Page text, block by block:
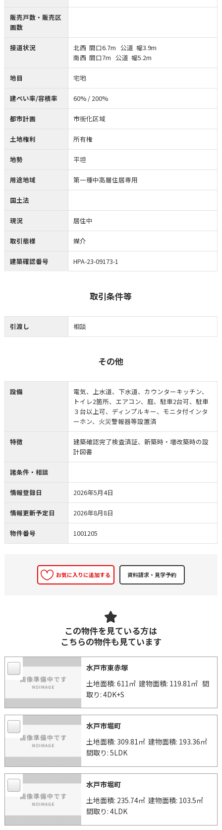
販売戸数・販売区
画数
接道状況
北西 間口6.7m 公道 幅3.9m
南西 間口7m 公道 幅5.2m
地目 宅地
建ぺい率/容積率 60% / 200%
都市計画 市街化区域
土地権利 所有権
地勢 平坦
用途地域 第一種中高層住居専用
国土法
現況 居住中
取引態様 媒介
建築確認番号 HPA-23-09173-1
取引条件等
引渡し 相談
その他
設備
電気、上水道、下水道、カウンターキッチン、
トイレ2箇所、エアコン、庭、駐車2台可、駐車
３台以上可、ディンプルキー、モニタ付インタ
ーホン、火災警報器等設置済
特徴
建築確認完了検査済証、新築時・増改築時の設
計図書
諸条件・相談
情報登録日 2026年5月4日
情報更新予定日 2026年8月8日
物件番号 1001205
お気に入りに追加する
この物件を見ている方は
こちらの物件も見ています
水戸市東赤塚
土地面積: 611㎡建物面積: 119.81㎡ 間
取り: 4DK+S
水戸市堀町
土地面積: 309.81㎡建物面積: 193.36㎡
間取り: 5LDK
水戸市堀町
土地面積: 235.74㎡建物面積: 103.5㎡
間取り: 4LDK